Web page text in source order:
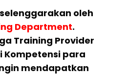
oleh
Department.
Training Provider
Kompetensi para
mendapatkan